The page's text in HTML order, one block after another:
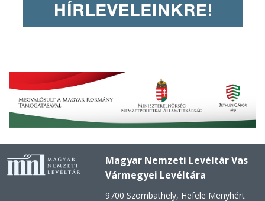
Magyar Nemzeti Levéltár Vas
Vármegyei Levéltára
9700 Szombathely, Hefele Menyhért